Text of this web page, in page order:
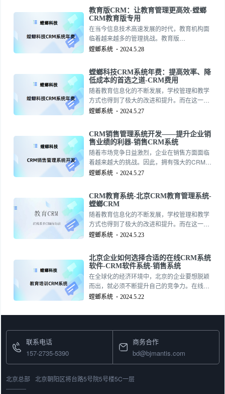
Relationship Management）系统。157-
2735-5390
教育版CRM：让教育管理更高效-螳螂
CRM教育版专用
在当今信息技术高速发展的时代，教育机构面
临着越来越多的管理挑战。教育版
CRM（Customer Relationship
更高效的管理解决方案。本文将深入探讨教育
版CRM的定义、功能以及其对教育管理的影
响。157-2735-5390
螳螂系统 2024.5.28
螳螂科技CRM系统年费：提高效率、降
低成本的首选之道-CRM费用
随着教育信息化的不断发展，学校管理和教学
方式也得到了极大的改进和提升。而在这一系
列的变革中，CRM教育系统已经成为了不可或
统的功能特点和优势，帮助读者更好地了解和
选择适合自己学校的系统。157-2735-5390
螳螂系统 2024.5.27
CRM销售管理系统开发——提升企业销
售业绩的利器-销售CRM系统
随着市场竞争日益激烈，企业在销售方面面临
着越来越大的挑战。因此，拥有强大的CRM销
售管理系统成为了企业提高销售业绩的重要工
与优势，以及如何开发一套符合企业需求的
CRM销售管理系统。157-2735-5390
螳螂系统 2024.5.27
CRM教育系统-北京CRM教育管理系统-
螳螂CRM
随着教育信息化的不断发展，学校管理和教学
方式也得到了极大的改进和提升。而在这一系
列的变革中，CRM教育系统已经成为了不可或
统的功能特点和优势，帮助读者更好地了解和
选择适合自己学校的系统。157-2735-5390
螳螂系统 2024.5.23
北京企业如何选择合适的在线CRM系统
软件-CRM软件系统-销售系统
在全球化的经济环境中，北京的企业要想脱颖
而出，就必须不断提升自己的竞争力。在线
CRM系统软件作为企业提升客户满意度和销售
讨在线CRM系统如何帮助北京企业提升竞争
螳螂系统 2024.5.22
联系电话
157-2735-5390
商务合作
bd@bjmantis.com
北京总部 北京朝阳区将台路5号院5号楼5C一层